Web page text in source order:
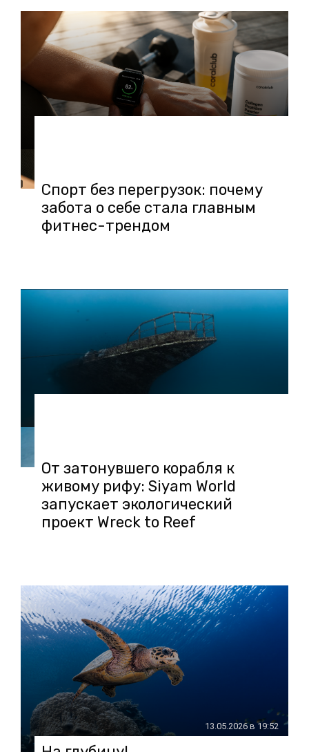
Спорт без перегрузок: почему
забота о себе стала главным
фитнес-трендом
От затонувшего корабля к
живому рифу: Siyam World
запускает экологический
проект Wreck to Reef
13.05.2026 в 19:52